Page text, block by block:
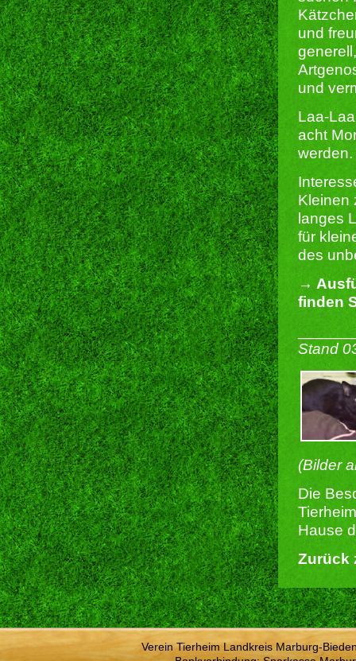
und
und
Laa-
acht
werden.
Kleinen
langes
für
des
→
finden
Stand
(Bilder
Die
Hause
Zurück
Verein Tierheim Landkreis Marburg-